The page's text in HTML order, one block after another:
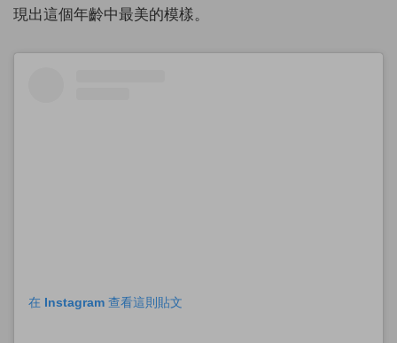
現出這個年齡中最美的模樣。
在 Instagram 查看這則貼文